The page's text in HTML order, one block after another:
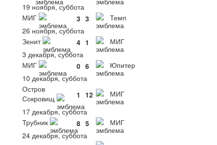
19 ноября, суббота
МИГ
3 3
Темп
26 ноября, суббота
Зенит
4 1
МИГ
3 декабря, суббота
МИГ
0 6
Юпитер
10 декабря, суббота
Остров
Сокровищ
1 12
МИГ
17 декабря, суббота
Трубник
8 5
МИГ
24 декабря, суббота